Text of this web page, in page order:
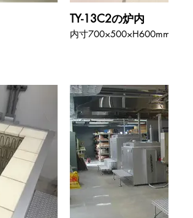
TY-13C2の炉内
内寸700×500×H600mm